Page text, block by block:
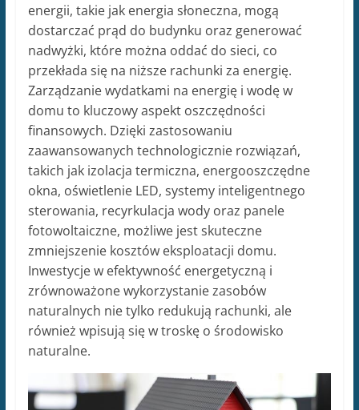
energii, takie jak energia słoneczna, mogą
dostarczać prąd do budynku oraz generować
nadwyżki, które można oddać do sieci, co
przekłada się na niższe rachunki za energię.
Zarządzanie wydatkami na energię i wodę w
domu to kluczowy aspekt oszczędności
finansowych. Dzięki zastosowaniu
zaawansowanych technologicznie rozwiązań,
takich jak izolacja termiczna, energooszczędne
okna, oświetlenie LED, systemy inteligentnego
sterowania, recyrkulacja wody oraz panele
fotowoltaiczne, możliwe jest skuteczne
zmniejszenie kosztów eksploatacji domu.
Inwestycje w efektywność energetyczną i
zrównoważone wykorzystanie zasobów
naturalnych nie tylko redukują rachunki, ale
również wpisują się w troskę o środowisko
naturalne.